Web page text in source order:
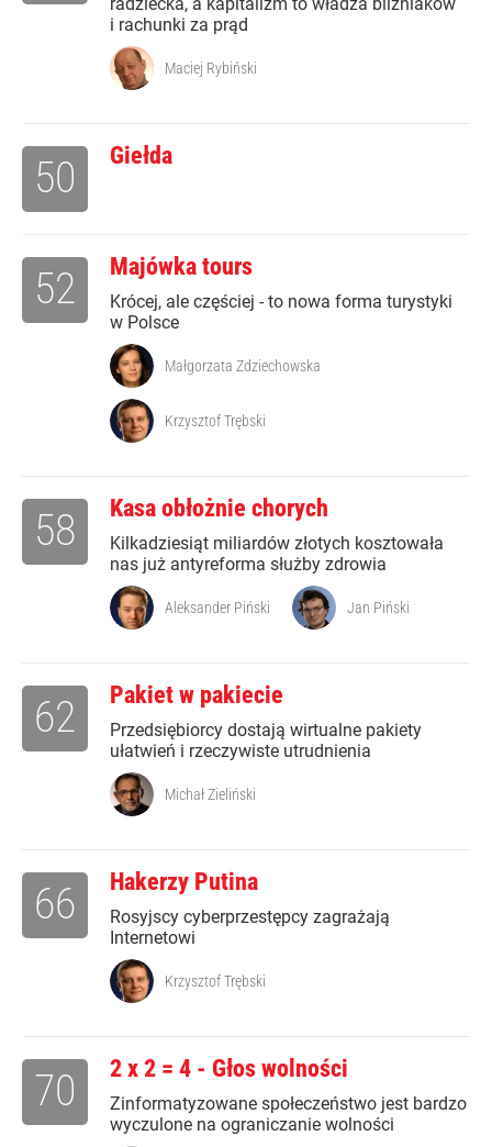
i rachunki za prąd
Maciej Rybiński
Giełda
50
Majówka tours
Krócej, ale częściej - to nowa forma turystyki
w Polsce
52
Małgorzata Zdziechowska
Krzysztof Trębski
Kasa obłożnie chorych
Kilkadziesiąt miliardów złotych kosztowała
nas już antyreforma służby zdrowia
58
Aleksander Piński Jan Piński
Pakiet w pakiecie
Przedsiębiorcy dostają wirtualne pakiety
ułatwień i rzeczywiste utrudnienia
62
Michał Zieliński
Hakerzy Putina
Rosyjscy cyberprzestępcy zagrażają
Internetowi
66
Krzysztof Trębski
2 x 2 = 4 - Głos wolności
Zinformatyzowane społeczeństwo jest bardzo
wyczulone na ograniczanie wolności
70